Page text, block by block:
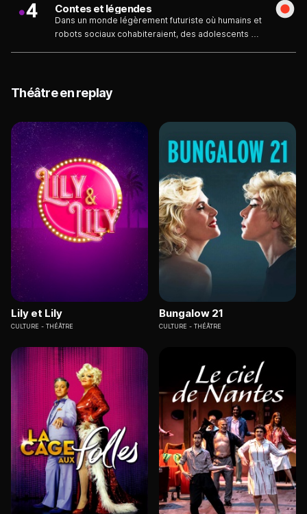
Contes et légendes
Dans un monde légèrement futuriste où humains et
robots sociaux cohabiteraient, des adolescents en
Joël, Pommerat interroge le moment de
l'adolescence et le mythe de la créature artificielle.
Théâtre en replay
Lily et Lily
CULTURE THÉÂTRE
Bungalow 21
CULTURE THÉÂTRE